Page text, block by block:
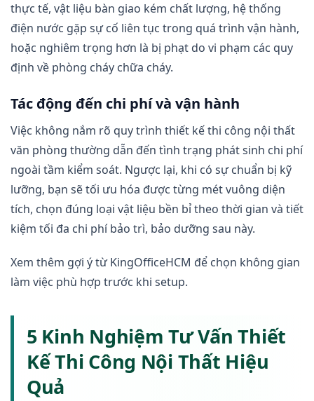
thực tế, vật liệu bàn giao kém chất lượng, hệ thống
điện nước gặp sự cố liên tục trong quá trình vận hành,
hoặc nghiêm trọng hơn là bị phạt do vi phạm các quy
định về phòng cháy chữa cháy.
Tác động đến chi phí và vận hành
Việc không nắm rõ quy trình thiết kế thi công nội thất
văn phòng thường dẫn đến tình trạng phát sinh chi phí
ngoài tầm kiểm soát. Ngược lại, khi có sự chuẩn bị kỹ
lưỡng, bạn sẽ tối ưu hóa được từng mét vuông diện
tích, chọn đúng loại vật liệu bền bỉ theo thời gian và tiết
kiệm tối đa chi phí bảo trì, bảo dưỡng sau này.
Xem thêm gợi ý từ KingOfficeHCM để chọn không gian
làm việc phù hợp trước khi setup.
5 Kinh Nghiệm Tư Vấn Thiết
Kế Thi Công Nội Thất Hiệu
Quả